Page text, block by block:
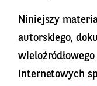
Niniejszy
autorskiego,
internetowych